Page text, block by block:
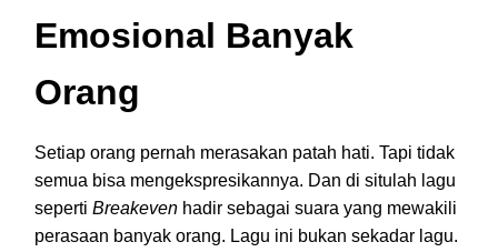
Emosional Banyak
Orang
Setiap orang pernah merasakan patah hati. Tapi tidak
semua bisa mengekspresikannya. Dan di situlah lagu
seperti Breakeven hadir sebagai suara yang mewakili
perasaan banyak orang. Lagu ini bukan sekadar lagu.